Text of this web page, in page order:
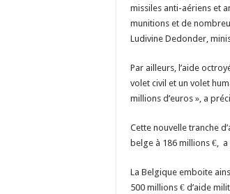
missiles anti-aériens et
munitions et de
Ludivine Dedonder,
Par ailleurs, l’aide
volet civil et un volet
millions d’euros », a
Cette nouvelle tranche
belge à 186 millions €,
La Belgique emboite
500 millions € d’aide